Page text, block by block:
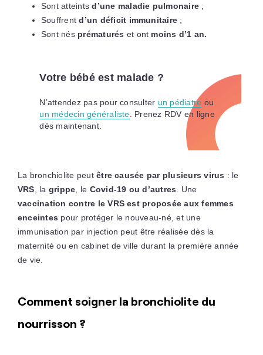
Sont atteints d’une maladie pulmonaire ;
Souffrentd’un déficit immunitaire ;
Sont nés prématurés et ont moins d’1 an.
Votre bébé est malade ?
N’attendez pas pour consulter un pédiatre ou
un médecin généraliste . Prenez RDV en ligne
dès maintenant.
La bronchiolite peutêtre causée par plusieurs virus : le
VRS , la grippe , le Covid-19 ou d’autres . Une
vaccination contre le VRS est proposée aux femmes
enceintes pour protéger le nouveau-né, et une
immunisation par injection peut être réalisée dès la
maternité ou en cabinet de ville durant la première année
de vie.
Comment soigner la bronchiolite du
nourrisson ?